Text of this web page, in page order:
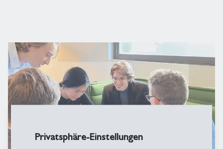
Privatsphäre-Einstellungen